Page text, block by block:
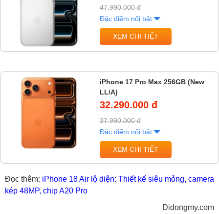
47.990.000 đ
Đặc điểm nổi bật
XEM CHI TIẾT
iPhone 17 Pro Max 256GB (New
LL/A)
32.290.000 đ
37.990.000 đ
Đặc điểm nổi bật
XEM CHI TIẾT
Đọc thêm: iPhone 18 Air lộ diện: Thiết kế siêu mỏng, camera
kép 48MP, chip A20 Pro
Didongmy.com